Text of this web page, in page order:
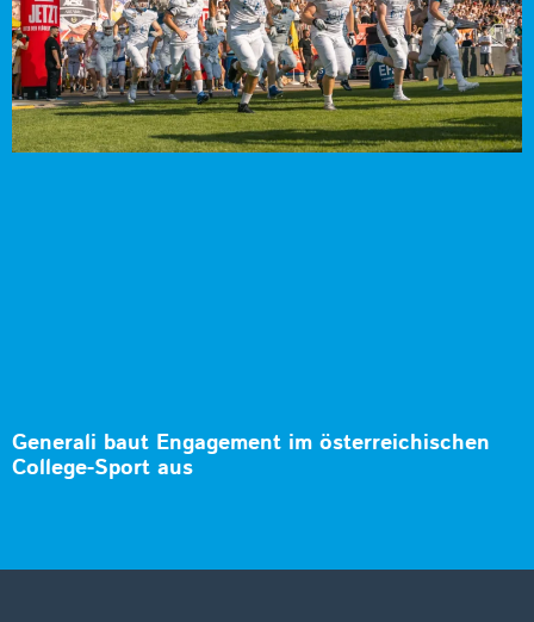
Generali baut Engagement im österreichischen
College-Sport aus